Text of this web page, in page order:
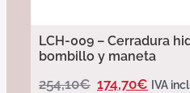
LCH-009 – Cerradura
bombillo y maneta
254,10€ 174,70€ IVA